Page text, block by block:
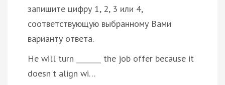
запишите цифру 1, 2, 3 или 4,
соответствующую выбранному Вами
варианту ответа.
He will turn _______ the job offer because it
doesn't align wi…